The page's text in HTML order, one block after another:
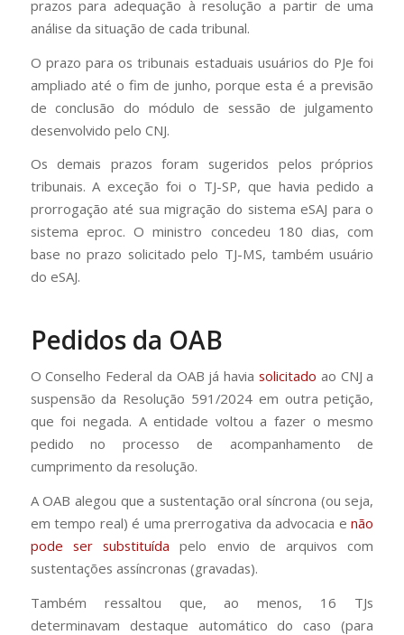
prazos para adequação à resolução a partir de uma
análise da situação de cada tribunal.
O prazo para os tribunais estaduais usuários do PJe foi
ampliado até o fim de junho, porque esta é a previsão
de conclusão do módulo de sessão de julgamento
desenvolvido pelo CNJ.
Os demais prazos foram sugeridos pelos próprios
tribunais. A exceção foi o TJ-SP, que havia pedido a
prorrogação até sua migração do sistema eSAJ para o
sistema eproc. O ministro concedeu 180 dias, com
base no prazo solicitado pelo TJ-MS, também usuário
do eSAJ.
Pedidos da OAB
O Conselho Federal da OAB já haviasolicitado ao CNJ a
suspensão da Resolução 591/2024 em outra petição,
que foi negada. A entidade voltou a fazer o mesmo
pedido no processo de acompanhamento de
cumprimento da resolução.
A OAB alegou que a sustentação oral síncrona (ou seja,
em tempo real) é uma prerrogativa da advocacia enão
pode ser substituída pelo envio de arquivos com
sustentações assíncronas (gravadas).
Também ressaltou que, ao menos, 16 TJs
determinavam destaque automático do caso (para